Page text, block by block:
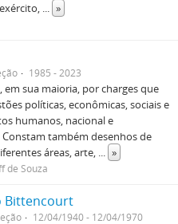
... »
1985 - 2023
em sua maioria, por charges que
políticas, econômicas, sociais e
humanos, nacional e
também desenhos de
áreas, arte, ... »
de Souza
Bittencourt
12/04/1940 - 12/04/1970